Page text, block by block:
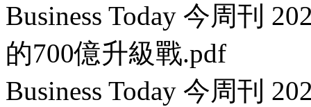
Business Today 今周刊
的700億升級戰.pdf
Business Today 今周刊